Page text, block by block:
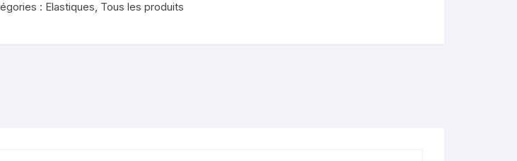
: Elastiques, Tous les produits